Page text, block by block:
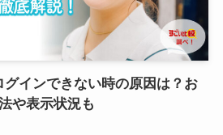
インできない時の原因は？お
や表示状況も